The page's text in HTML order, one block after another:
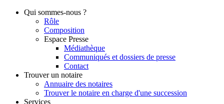
Qui sommes-nous ?
Rôle
Composition
Espace Presse
Médiathèque
Communiqués et dossiers de presse
Contact
Trouver un notaire
Annuaire des notaires
Trouver le notaire en charge d'une succession
Services